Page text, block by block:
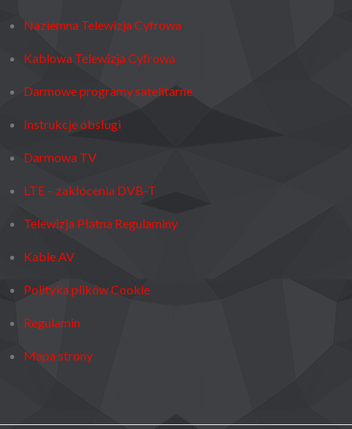
Naziemna Telewizja Cyfrowa
Kablowa Telewizja Cyfrowa
Darmowe programy satelitarne
Instrukcje obsługi
Darmowa TV
LTE – zakłócenia DVB-T
Telewizja Płatna Regulaminy
Kable AV
Polityka plików Cookie
Regulamin
Mapa strony